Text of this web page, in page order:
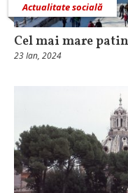
Actualitate socială
Cel mai mare
23 Ian, 2024